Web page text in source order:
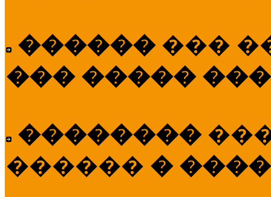
������ ���
��� �����
��������
������ �